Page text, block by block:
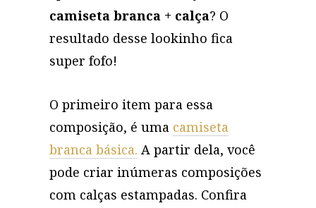
camiseta branca + calça? O
resultado desse lookinho fica
super fofo!
O primeiro item para essa
composição, é uma camiseta
branca básica. A partir dela, você
pode criar inúmeras composições
com calças estampadas. Confira